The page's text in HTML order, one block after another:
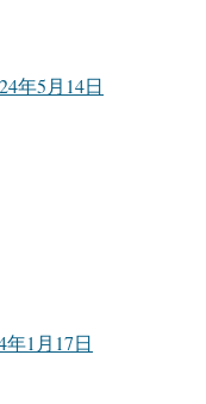
年5月14日
1月17日